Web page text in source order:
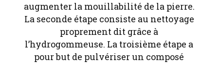
augmenter la mouillabilité de la pierre.
La seconde étape consiste au nettoyage
proprement dit grâce à
l’hydrogommeuse. La troisième étape a
pour but de pulvériser un composé